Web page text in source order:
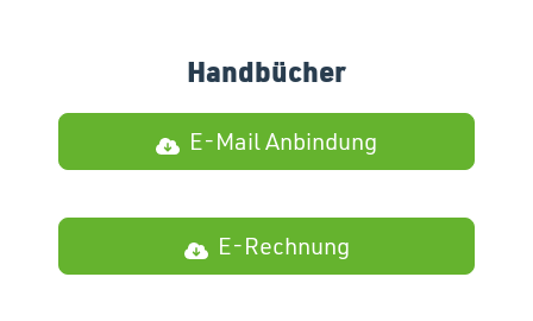
Handbücher
E-Mail Anbindung
E-Rechnung